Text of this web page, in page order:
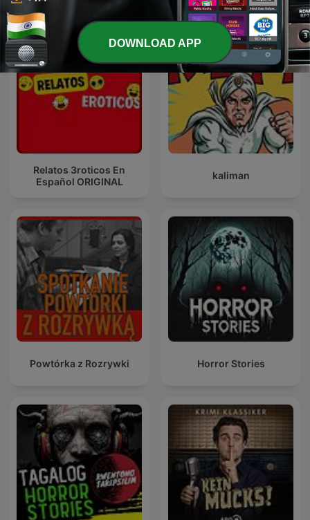
Relatos 3roticos En
Español ORIGINAL
kaliman
Powtórka z Rozrywki Horror Stories
DOWNLOAD APP